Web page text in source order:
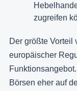
zugreifen
Der größte Vorteil
europäischer
Börsen eher auf